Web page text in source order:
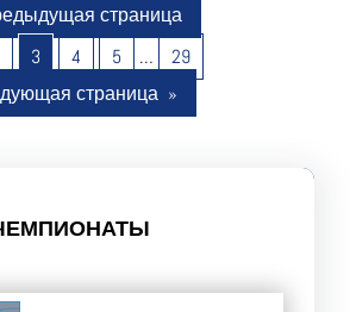
страница
3 4 5 …
29
страница »